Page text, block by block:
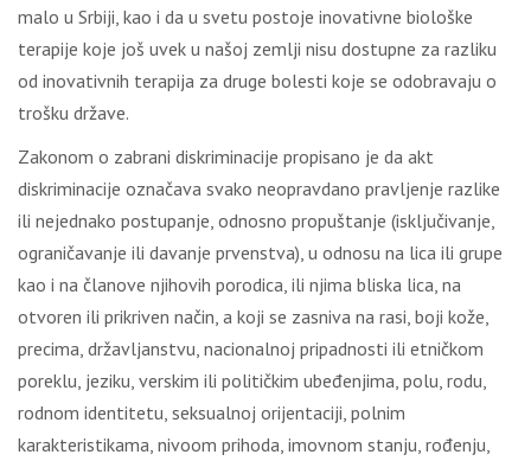
malo u Srbiji, kao i da u svetu postoje inovativne biološke
terapije koje još uvek u našoj zemlji nisu dostupne za razliku
od inovativnih terapija za druge bolesti koje se odobravaju o
trošku države.
Zakonom o zabrani diskriminacije propisano je da akt
diskriminacije označava svako neopravdano pravljenje razlike
ili nejednako postupanje, odnosno propuštanje (isključivanje,
ograničavanje ili davanje prvenstva), u odnosu na lica ili grupe
kao i na članove njihovih porodica, ili njima bliska lica, na
otvoren ili prikriven način, a koji se zasniva na rasi, boji kože,
precima, državljanstvu, nacionalnoj pripadnosti ili etničkom
poreklu, jeziku, verskim ili političkim ubeđenjima, polu, rodu,
rodnom identitetu, seksualnoj orijentaciji, polnim
karakteristikama, nivoom prihoda, imovnom stanju, rođenju,